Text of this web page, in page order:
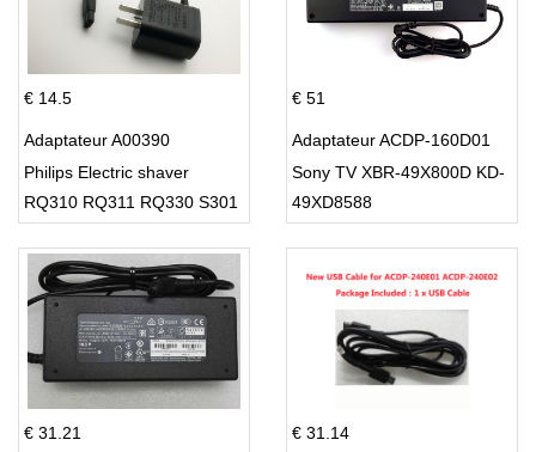
€ 14.5
Adaptateur A00390
Philips Electric shaver
RQ310 RQ311 RQ330 S301
€ 51
Adaptateur ACDP-160D01
Sony TV XBR-49X800D KD-
49XD8588
€ 31.21 € 31.14